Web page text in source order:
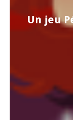
Un jeu